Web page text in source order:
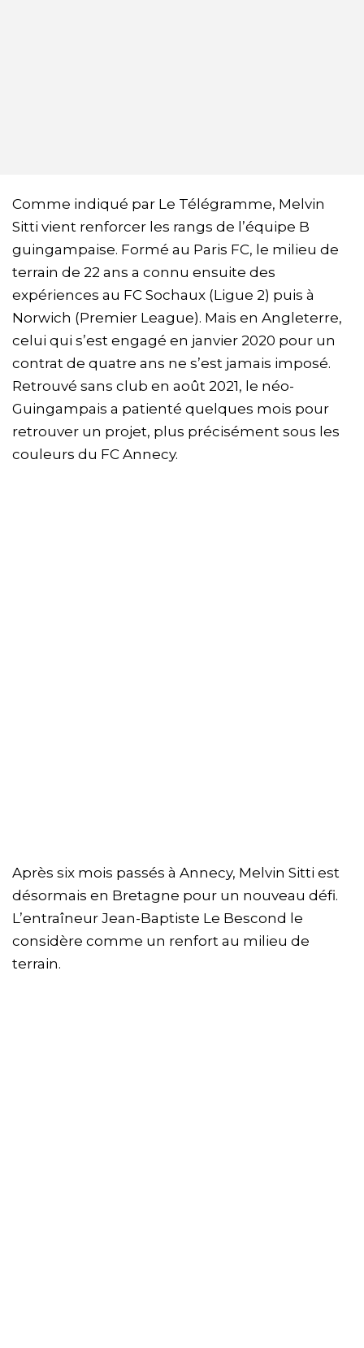
Comme indiqué par Le Télégramme, Melvin
Sitti vient renforcer les rangs de l’équipe B
guingampaise. Formé au Paris FC, le milieu de
terrain de 22 ans a connu ensuite des
expériences au FC Sochaux (Ligue 2) puis à
Norwich (Premier League). Mais en Angleterre,
celui qui s’est engagé en janvier 2020 pour un
contrat de quatre ans ne s’est jamais imposé.
Retrouvé sans club en août 2021, le néo-
Guingampais a patienté quelques mois pour
retrouver un projet, plus précisément sous les
couleurs du FC Annecy.
Après six mois passés à Annecy, Melvin Sitti est
désormais en Bretagne pour un nouveau défi.
L’entraîneur Jean-Baptiste Le Bescond le
considère comme un renfort au milieu de
terrain.